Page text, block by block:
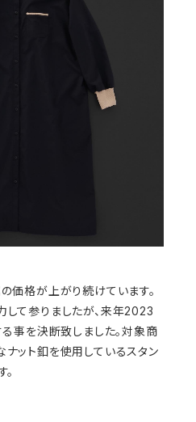
価格が上がり続けています。
て参りましたが、来年2023
事を決断致しました。対象商
ット釦を使用しているスタン